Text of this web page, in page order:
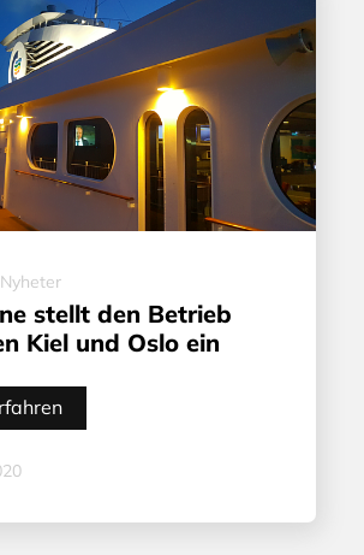
stellt den Betrieb
Kiel und Oslo ein